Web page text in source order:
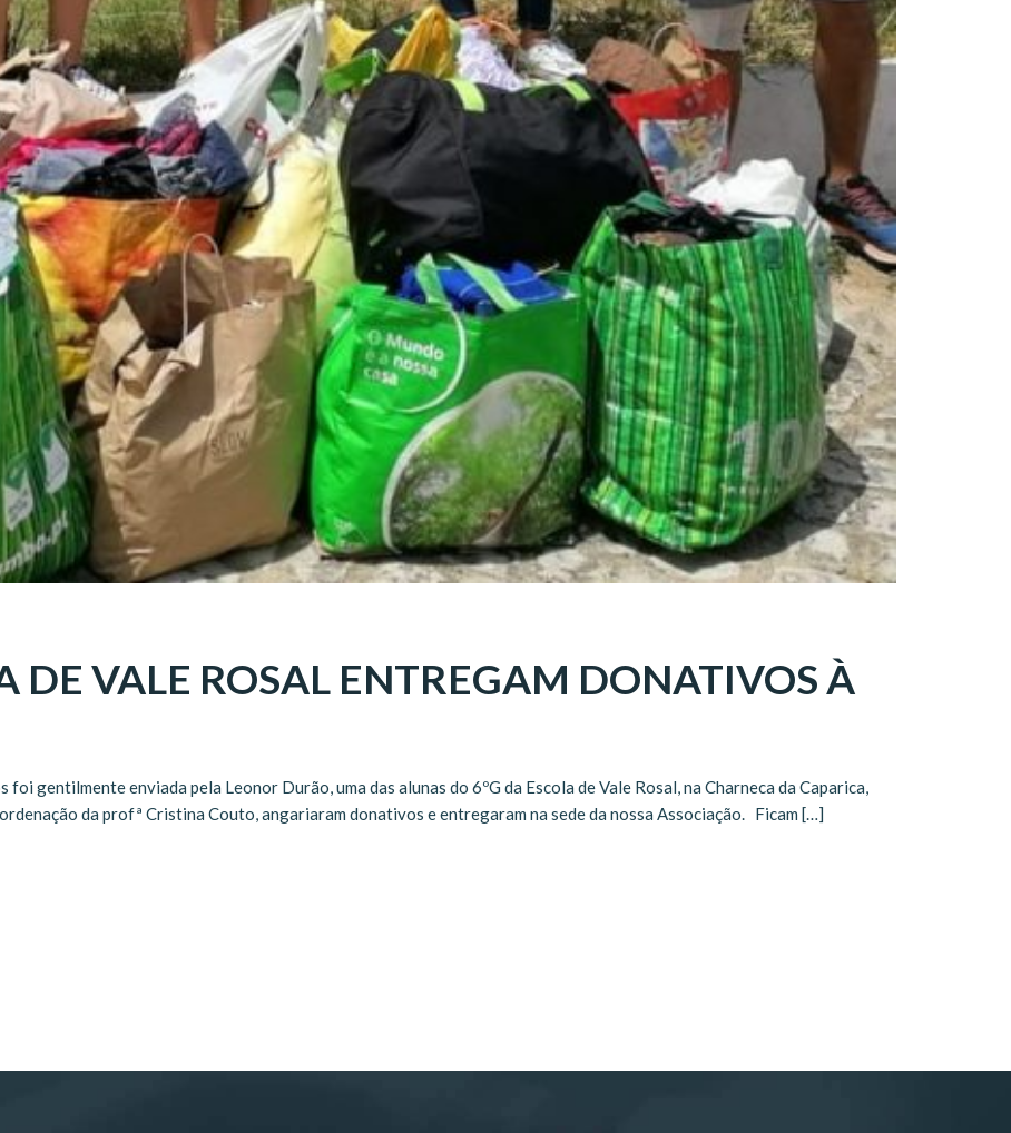
DE VALE ROSAL ENTREGAM DONATIVOS À
gentilmente enviada pela Leonor Durão, uma das alunas do 6ºG da Escola de Vale Rosal, na Charneca da Caparica,
da profª Cristina Couto, angariaram donativos e entregaram na sede da nossa Associação. Ficam […]